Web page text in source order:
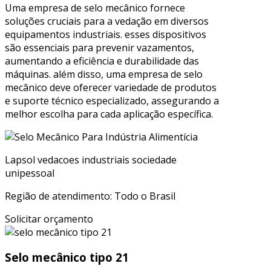
Uma empresa de selo mecânico fornece
soluções cruciais para a vedação em diversos
equipamentos industriais. esses dispositivos
são essenciais para prevenir vazamentos,
aumentando a eficiência e durabilidade das
máquinas. além disso, uma empresa de selo
mecânico deve oferecer variedade de produtos
e suporte técnico especializado, assegurando a
melhor escolha para cada aplicação específica.
Lapsol vedacoes industriais sociedade
unipessoal
Região de atendimento: Todo o Brasil
Solicitar orçamento
Selo mecânico tipo 21